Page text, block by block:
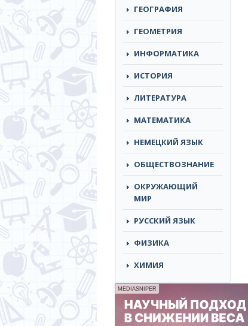
ГЕОГРАФИЯ
ГЕОМЕТРИЯ
ИНФОРМАТИКА
ИСТОРИЯ
ЛИТЕРАТУРА
МАТЕМАТИКА
НЕМЕЦКИЙ ЯЗЫК
ОБЩЕСТВОЗНАНИЕ
ОКРУЖАЮЩИЙ
МИР
РУССКИЙ ЯЗЫК
ФИЗИКА
ХИМИЯ
MEDIASNIPER